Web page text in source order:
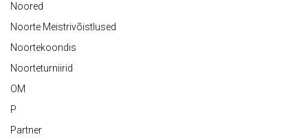
Noored
Noorte Meistrivõistlused
Noortekoondis
Noorteturniirid
OM
P
Partner